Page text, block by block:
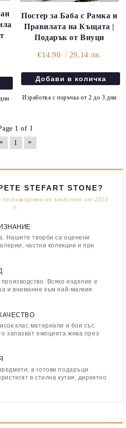
Постер за Баба с Рамка и
Правилата на Къщата |
Подарък от Внуци
€14.90 29.14 лв.
Изработка с поръчка от 2 до 3 дни
1 of 1
«
1 »
STEFART STONE?
качество от 2015
г.
Нашите творби са оценени
частни колекции и при
Всяко изделие е
и внимание към най-малкия
клас материали и бои със
запазват емоцията жива през
а готови подаръци.
в стилна кутия, директно